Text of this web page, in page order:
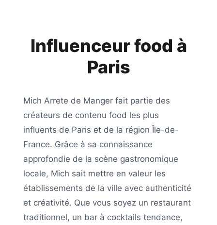
Influenceur food à
Paris
Mich Arrete de Manger fait partie des
créateurs de contenu food les plus
influents de Paris et de la région Île-de-
France. Grâce à sa connaissance
approfondie de la scène gastronomique
locale, Mich sait mettre en valeur les
établissements de la ville avec authenticité
et créativité. Que vous soyez un restaurant
traditionnel, un bar à cocktails tendance,